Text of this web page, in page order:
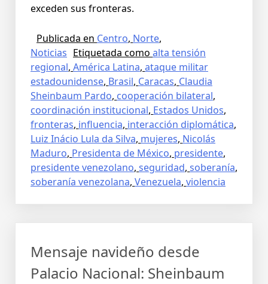
exceden sus fronteras.
Publicada en Centro, Norte,
Noticias Etiquetada como alta tensión
regional, América Latina, ataque militar
estadounidense, Brasil, Caracas, Claudia
Sheinbaum Pardo, cooperación bilateral,
coordinación institucional, Estados Unidos,
fronteras, influencia, interacción diplomática,
Luiz Inácio Lula da Silva, mujeres, Nicolás
Maduro, Presidenta de México, presidente,
presidente venezolano, seguridad, soberanía,
soberanía venezolana, Venezuela, violencia
Mensaje navideño desde
Palacio Nacional: Sheinbaum